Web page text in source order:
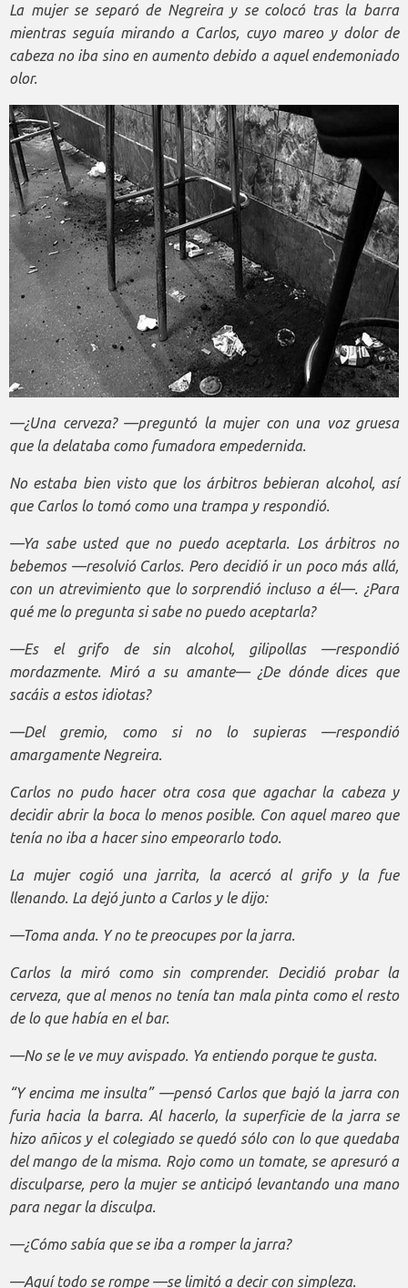
La mujer se separó de Negreira y se colocó tras la barra
mientras seguía mirando a Carlos, cuyo mareo y dolor de
cabeza no iba sino en aumento debido a aquel endemoniado
olor.
—¿Una cerveza? —preguntó la mujer con una voz gruesa
que la delataba como fumadora empedernida.
No estaba bien visto que los árbitros bebieran alcohol, así
que Carlos lo tomó como una trampa y respondió.
—Ya sabe usted que no puedo aceptarla. Los árbitros no
bebemos —resolvió Carlos. Pero decidió ir un poco más allá,
con un atrevimiento que lo sorprendió incluso a él—. ¿Para
qué me lo pregunta si sabe no puedo aceptarla?
—Es el grifo de sin alcohol, gilipollas —respondió
mordazmente. Miró a su amante— ¿De dónde dices que
sacáis a estos idiotas?
—Del gremio, como si no lo supieras —respondió
amargamente Negreira.
Carlos no pudo hacer otra cosa que agachar la cabeza y
decidir abrir la boca lo menos posible. Con aquel mareo que
tenía no iba a hacer sino empeorarlo todo.
La mujer cogió una jarrita, la acercó al grifo y la fue
llenando. La dejó junto a Carlos y le dijo:
—Toma anda. Y no te preocupes por la jarra.
Carlos la miró como sin comprender. Decidió probar la
cerveza, que al menos no tenía tan mala pinta como el resto
de lo que había en el bar.
—No se le ve muy avispado. Ya entiendo porque te gusta.
“Y encima me insulta” —pensó Carlos que bajó la jarra con
furia hacia la barra. Al hacerlo, la superficie de la jarra se
hizo añicos y el colegiado se quedó sólo con lo que quedaba
del mango de la misma. Rojo como un tomate, se apresuró a
disculparse, pero la mujer se anticipó levantando una mano
para negar la disculpa.
—¿Cómo sabía que se iba a romper la jarra?
—Aquí todo se rompe —se limitó a decir con simpleza.